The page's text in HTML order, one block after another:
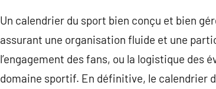
Un calendrier du sport bien conçu et bien
assurant une organisation fluide et une
l’engagement des fans, ou la logistique des
domaine sportif. En définitive, le calendrier